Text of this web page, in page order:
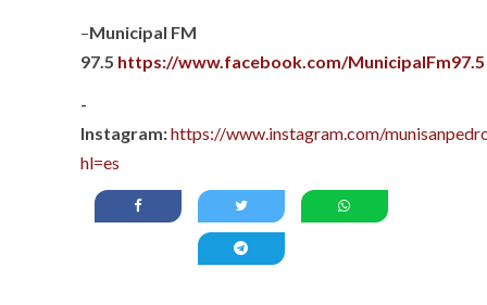
–Municipal FM
97.5 https://www.facebook.com/MunicipalFm97.5
-
Instagram:https://www.instagram.com/
hl=es